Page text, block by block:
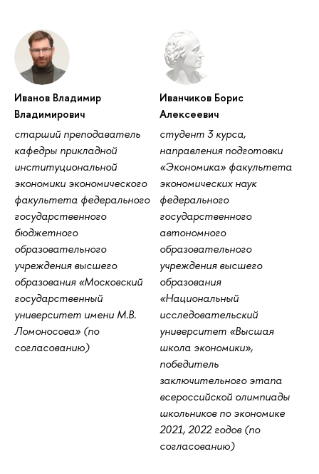
Иванов Владимир
Владимирович
старший преподаватель
кафедры прикладной
институциональной
экономики экономического
факультета федерального
государственного
бюджетного
образовательного
учреждения высшего
образования «Московский
государственный
университет имени М.В.
Ломоносова» (по
согласованию)
Иванчиков Борис
Алексеевич
студент 3 курса,
направления подготовки
«Экономика» факультета
экономических наук
федерального
государственного
автономного
образовательного
учреждения высшего
образования
«Национальный
исследовательский
университет «Высшая
школа экономики»,
победитель
заключительного этапа
всероссийской олимпиады
школьников по экономике
2021, 2022 годов (по
согласованию)